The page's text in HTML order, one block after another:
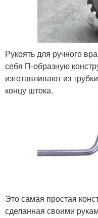
Рукоять для ручного
себя П-образную
изготавливают из
концу штока.
Это самая простая
сделанная своими